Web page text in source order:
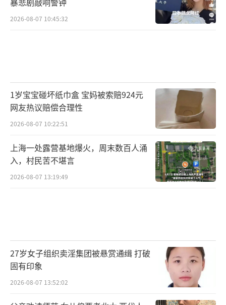
2026-08-07 10:45:32
1岁宝宝碰坏纸巾盒 宝妈被索赔924元
网友热议赔偿合理性
2026-08-07 10:22:51
上海一处露营基地爆火，周末数百人涌
入，村民苦不堪言
2026-08-07 13:19:49
27岁女子组织卖淫集团被悬赏通缉 打破
固有印象
2026-08-07 13:52:02